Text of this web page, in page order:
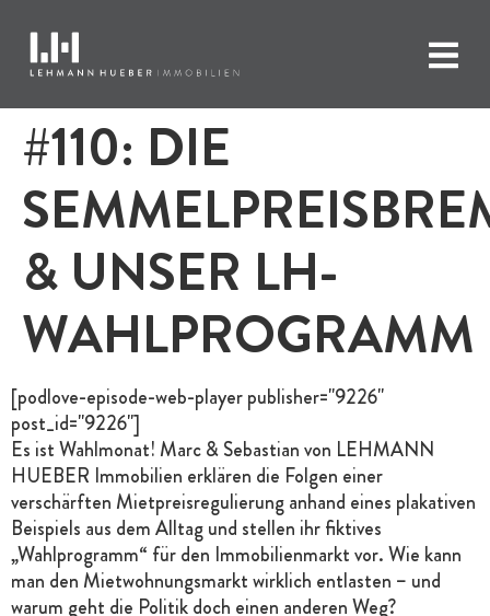
#110: DIE
& UNSER LH-
WAHLPROGRAMM
[podlove-episode-web-player publisher="9226"
post_id="9226"]
Es ist Wahlmonat! Marc & Sebastian von LEHMANN
HUEBER Immobilien erklären die Folgen einer
verschärften Mietpreisregulierung anhand eines plakativen
Beispiels aus dem Alltag und stellen ihr fiktives
„Wahlprogramm“ für den Immobilienmarkt vor. Wie kann
man den Mietwohnungsmarkt wirklich entlasten – und
warum geht die Politik doch einen anderen Weg?